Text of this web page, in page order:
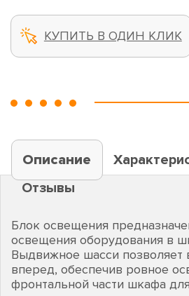
КУПИТЬ В ОДИН КЛИК
Описание
Отзывы
Блок освещения
освещения оборудования в
Выдвижное шасси позволяет
вперед, обеспечив ровное
фронтальной части шкафа